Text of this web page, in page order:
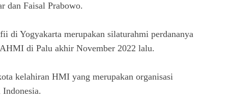
dan Faisal Prabowo.
di Yogyakarta merupakan silaturahmi perdananya
di Palu akhir November 2022 lalu.
kelahiran HMI yang merupakan organisasi
Indonesia.